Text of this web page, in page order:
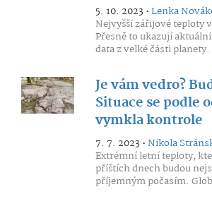
5. 10. 2023 •Lenka
Nejvyšší zářijové teploty
Přesně to ukazují
data z velké části
Je vám vedro?
Situace se podle
vymkla kontrole
7. 7. 2023 •Nikola
Extrémní letní teploty,
příštích dnech budou
příjemným počasím.